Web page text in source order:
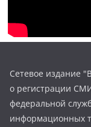
Сетевое издание
о регистрации
федеральной
информационных